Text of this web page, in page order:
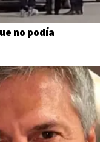
no podía